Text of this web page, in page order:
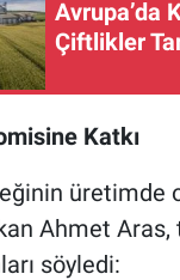
Avrupa’da
Katkı
üretimde
Ahmet Aras,
söyledi: